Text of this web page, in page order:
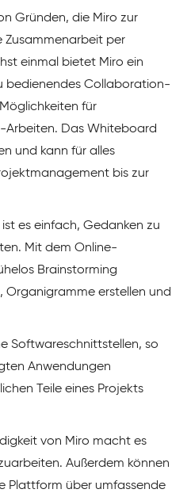
Gründen, die Miro zur
Zusammenarbeit per
einmal bietet Miro ein
bedienendes Collaboration-
für
Arbeiten. Das Whiteboard
und kann für alles
bis zur
es einfach, Gedanken zu
Mit dem Online-
Brainstorming
Organigramme erstellen und
Softwareschnittstellen, so
Anwendungen
Teile eines Projekts
von Miro macht es
Außerdem können
Plattform über umfassende